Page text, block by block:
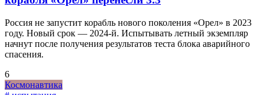
Россия не запустит корабль нового поколения «Орел» в 2023
году. Новый срок — 2024-й. Испытывать летный экземпляр
начнут после получения результатов теста блока аварийного
спасения.
6
Космонавтика